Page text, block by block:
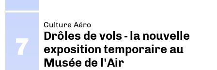
Culture Aéro
Drôles de vols - la nouvelle
exposition temporaire au
Musée de l'Air